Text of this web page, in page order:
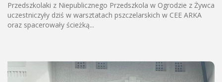
Przedszkolaki z Niepublicznego Przedszkola w Ogrodzie z Żywca
uczestniczyły dziś w warsztatach pszczelarskich w CEE ARKA
oraz spacerowały ścieżką...